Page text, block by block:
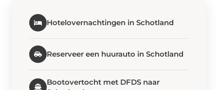
Hotelovernachtingen in Schotland
Reserveer een huurauto in Schotland
Bootovertocht met DFDS naar